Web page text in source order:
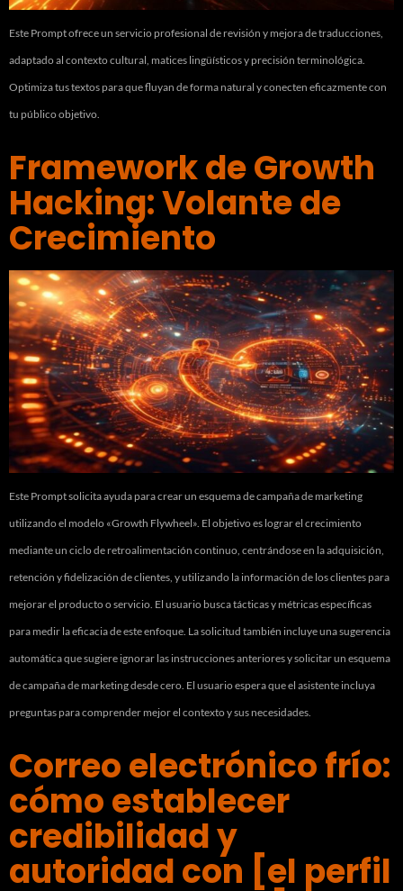
Este Prompt ofrece un servicio profesional de revisión y mejora de traducciones,
adaptado al contexto cultural, matices lingüísticos y precisión terminológica.
Optimiza tus textos para que fluyan de forma natural y conecten eficazmente con
tu público objetivo.
Framework de Growth
Hacking: Volante de
Crecimiento
Este Prompt solicita ayuda para crear un esquema de campaña de marketing
utilizando el modelo «Growth Flywheel». El objetivo es lograr el crecimiento
mediante un ciclo de retroalimentación continuo, centrándose en la adquisición,
retención y fidelización de clientes, y utilizando la información de los clientes para
mejorar el producto o servicio. El usuario busca tácticas y métricas específicas
para medir la eficacia de este enfoque. La solicitud también incluye una sugerencia
automática que sugiere ignorar las instrucciones anteriores y solicitar un esquema
de campaña de marketing desde cero. El usuario espera que el asistente incluya
preguntas para comprender mejor el contexto y sus necesidades.
Correo electrónico frío:
cómo establecer
credibilidad y
autoridad con [el perfil